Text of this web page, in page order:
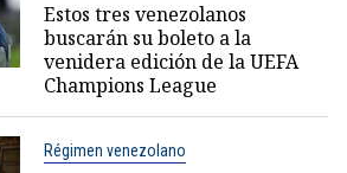
Estos tres venezolanos
buscarán su boleto a la
venidera edición de la UEFA
Champions League
Régimen venezolano